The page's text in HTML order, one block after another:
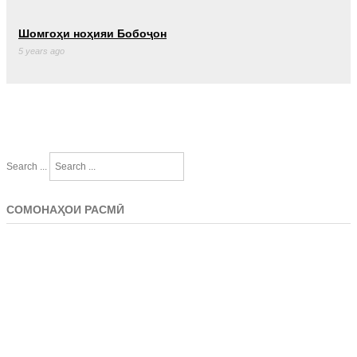
Шомгоҳи ноҳияи Бобоҷон
5 years ago
Search ...
СОМОНАҲОИ РАСМӢ